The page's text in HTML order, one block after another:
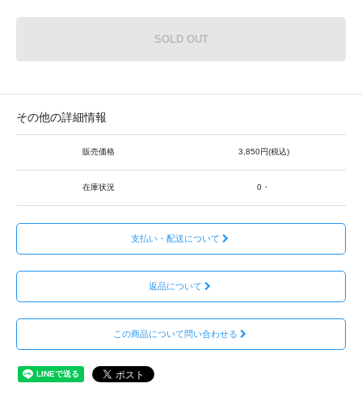
SOLD OUT
その他の詳細情報
販売価格 3,850円(税込)
在庫状況 0・
支払い・配送について
返品について
この商品について問い合わせる